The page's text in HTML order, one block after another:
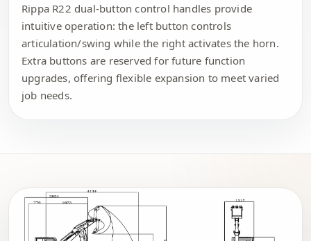
Rippa R22 dual-button control handles provide
intuitive operation: the left button controls
articulation/swing while the right activates the horn.
Extra buttons are reserved for future function
upgrades, offering flexible expansion to meet varied
job needs.